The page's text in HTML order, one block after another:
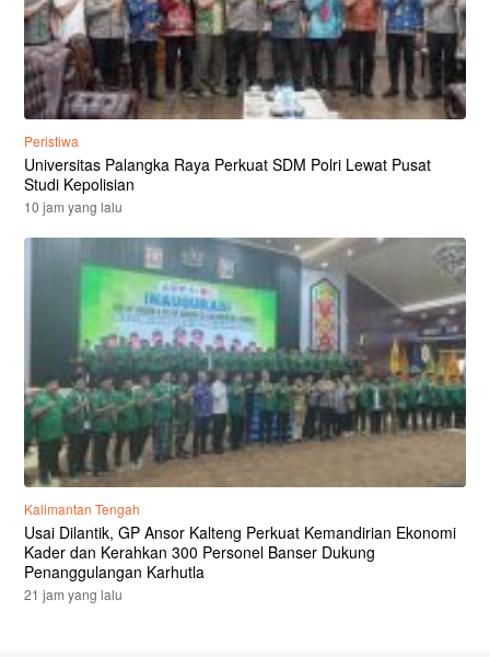
Peristiwa
Universitas Palangka Raya Perkuat SDM Polri Lewat Pusat
Studi Kepolisian
10 jam yang lalu
Kalimantan Tengah
Usai Dilantik, GP Ansor Kalteng Perkuat Kemandirian Ekonomi
Kader dan Kerahkan 300 Personel Banser Dukung
Penanggulangan Karhutla
21 jam yang lalu